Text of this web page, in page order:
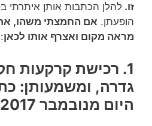
זו. להלן הכתבות אותן איתרתי
הופעתן. אם החמצתי משהו,
מראה מקום ואצרף אותו לכאן:
1. רכישת קרקעות
גדרה, ומשמעותן:
היום מנובמבר 2017